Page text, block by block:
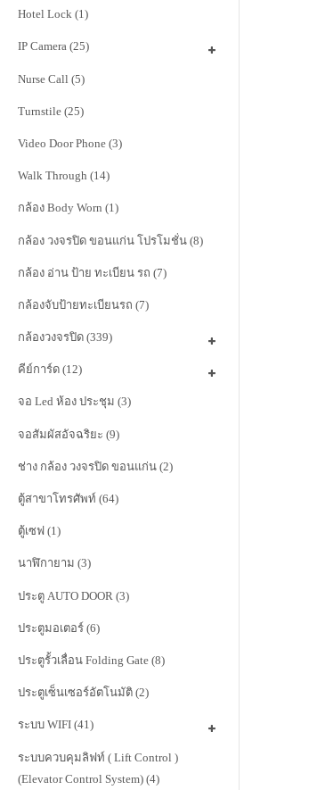
Hotel Lock (1)
IP Camera (25)
Nurse Call (5)
Turnstile (25)
Video Door Phone (3)
Walk Through (14)
กล้อง Body Worn (1)
กล้อง วงจรปิด ขอนแก่น โปรโมชั่น (8)
กล้อง อ่าน ป้าย ทะเบียน รถ (7)
กล้องจับป้ายทะเบียนรถ (7)
กล้องวงจรปิด (339)
คีย์การ์ด (12)
จอ Led ห้อง ประชุม (3)
จอสัมผัสอัจฉริยะ (9)
ช่าง กล้อง วงจรปิด ขอนแก่น (2)
ตู้สาขาโทรศัพท์ (64)
ตู้เซฟ (1)
นาฬิกายาม (3)
ประตู AUTO DOOR (3)
ประตูมอเตอร์ (6)
ประตูรั้วเลื่อน Folding Gate (8)
ประตูเซ็นเซอร์อัตโนมัติ (2)
ระบบ WIFI (41)
ระบบควบคุมลิฟท์ ( Lift Control )
(Elevator Control System) (4)